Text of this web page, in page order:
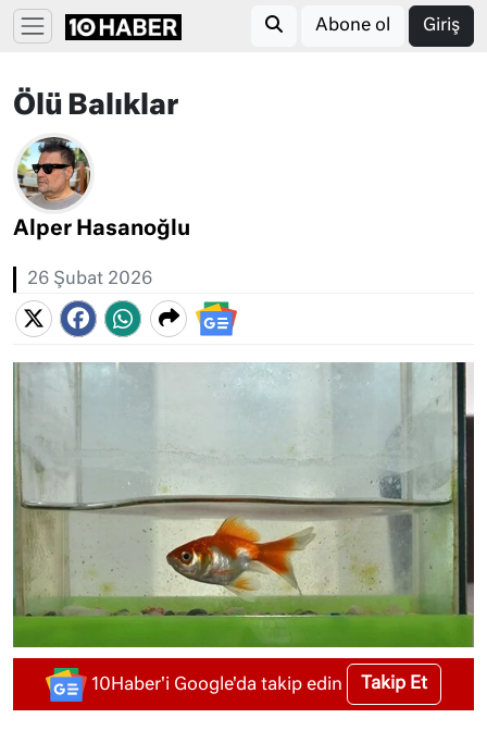
Abone ol Giriş
Ölü Balıklar
Alper Hasanoğlu
26 Şubat 2026
10Haber'i Google'da takip edin Takip Et